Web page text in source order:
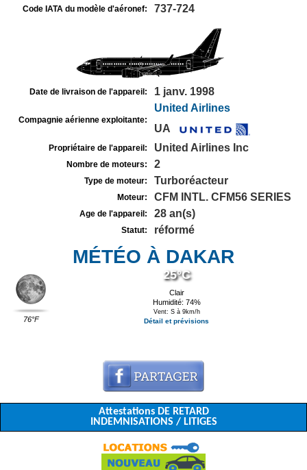
Code IATA du modèle d'aéronef: 737-724
Date de livraison de l'appareil: 1 janv. 1998
Compagnie aérienne exploitante:
United Airlines
UA
Propriétaire de l'appareil: United Airlines Inc
Nombre de moteurs: 2
Type de moteur: Turboréacteur
Moteur: CFM INTL. CFM56 SERIES
Age de l'appareil: 28 an(s)
Statut: réformé
MÉTÉO À DAKAR
76°F
25°C
Clair
Humidité: 74%
Vent: S à 9km/h
Détail et prévisions
Attestations DE RETARD
INDEMNISATIONS / LITIGES